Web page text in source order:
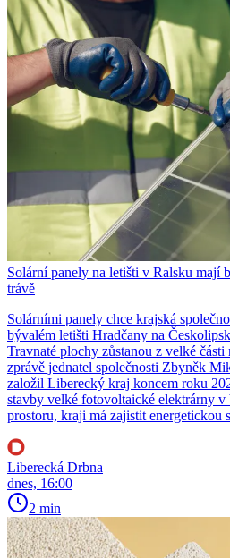
Solární panely na letišti v Ralsku mají
trávě
Solárními panely chce krajská
bývalém letišti Hradčany na
Travnaté plochy zůstanou z velké
zprávě jednatel společnosti Zbyněk
založil Liberecký kraj koncem roku
stavby velké fotovoltaické elektrárny v
prostoru, kraji má zajistit energetickou
Liberecká Drbna
dnes, 16:00
2 min